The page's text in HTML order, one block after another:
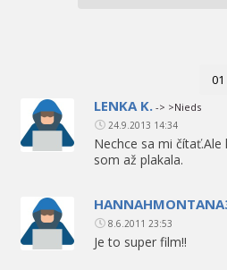
01
LENKA K. -> >Nieds
24.9.2013 14:34
Nechce sa mi
som až plakala.
8.6.2011 23:53
Je to super film!!